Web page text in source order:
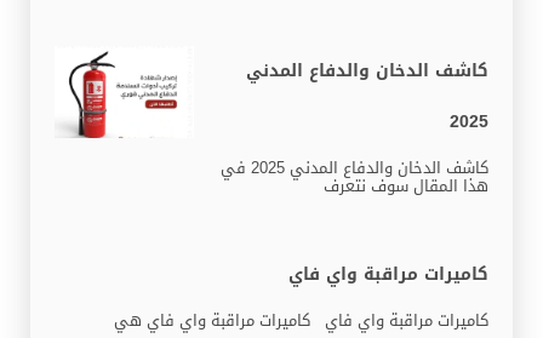
كاشف الدخان والدفاع المدني
2025
كاشف الدخان والدفاع المدني 2025 في
هذا المقال سوف نتعرف
كاميرات مراقبة واي فاي
كاميرات مراقبة واي فاي كاميرات مراقبة واي فاي هي